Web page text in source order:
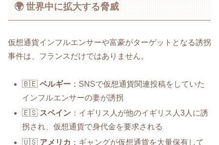
🌍 世界中に拡大する脅威
仮想通貨インフルエンサーや富豪がターゲットとなる誘拐
事件は、フランスだけではありません。
🇧🇪ベルギー ：SNSで仮想通貨関連投稿をしていた
インフルエンサーの妻が誘拐
🇪🇸 スペイン ：イギリス人が他のイギリス人3人に誘
拐され、仮想通貨で身代金を要求される
🇺🇸 アメリカ ：ギャングが仮想通貨を大量保有して